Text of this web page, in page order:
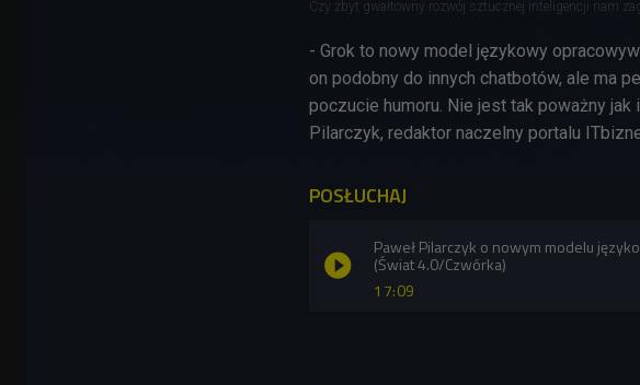
Czy zbyt gwałtowny rozwój sztucznej inteligencji nam
- Grok to nowy model językowy
on podobny do innych chatbotów, ale ma
poczucie humoru. Nie jest tak poważny
Pilarczyk, redaktor naczelny portalu
POSŁUCHAJ
17:09
Paweł Pilarczyk o nowym modelu
(Świat 4.0/Czwórka)